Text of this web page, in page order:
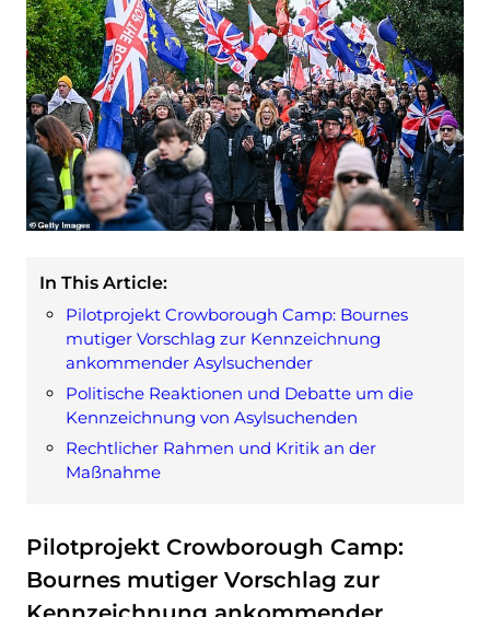
In This Article:
Pilotprojekt Crowborough Camp: Bournes
mutiger Vorschlag zur Kennzeichnung
ankommender Asylsuchender
Politische Reaktionen und Debatte um die
Kennzeichnung von Asylsuchenden
Rechtlicher Rahmen und Kritik an der
Maßnahme
Pilotprojekt Crowborough Camp:
Bournes mutiger Vorschlag zur